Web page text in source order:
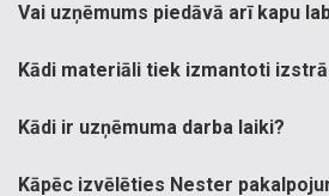
Vai uzņēmums piedāvā arī kapu
Kādi materiāli tiek izmantoti
Kādi ir uzņēmuma darba laiki?
Kāpēc izvēlēties Nester